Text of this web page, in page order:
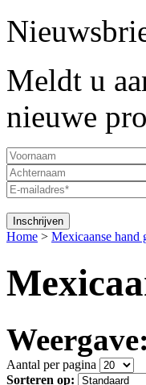
Meldt u
nieuwe
Home > Mexicaanse hand
Weergave:
Aantal per pagina
Sorteren op: